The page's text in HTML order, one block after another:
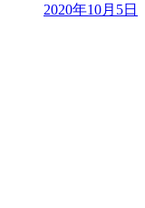
2020年10月5日